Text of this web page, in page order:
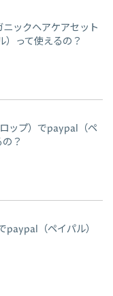
ックヘアケアセット
って使えるの？
ップ）でpaypal（ペ
？
paypal（ペイパル）